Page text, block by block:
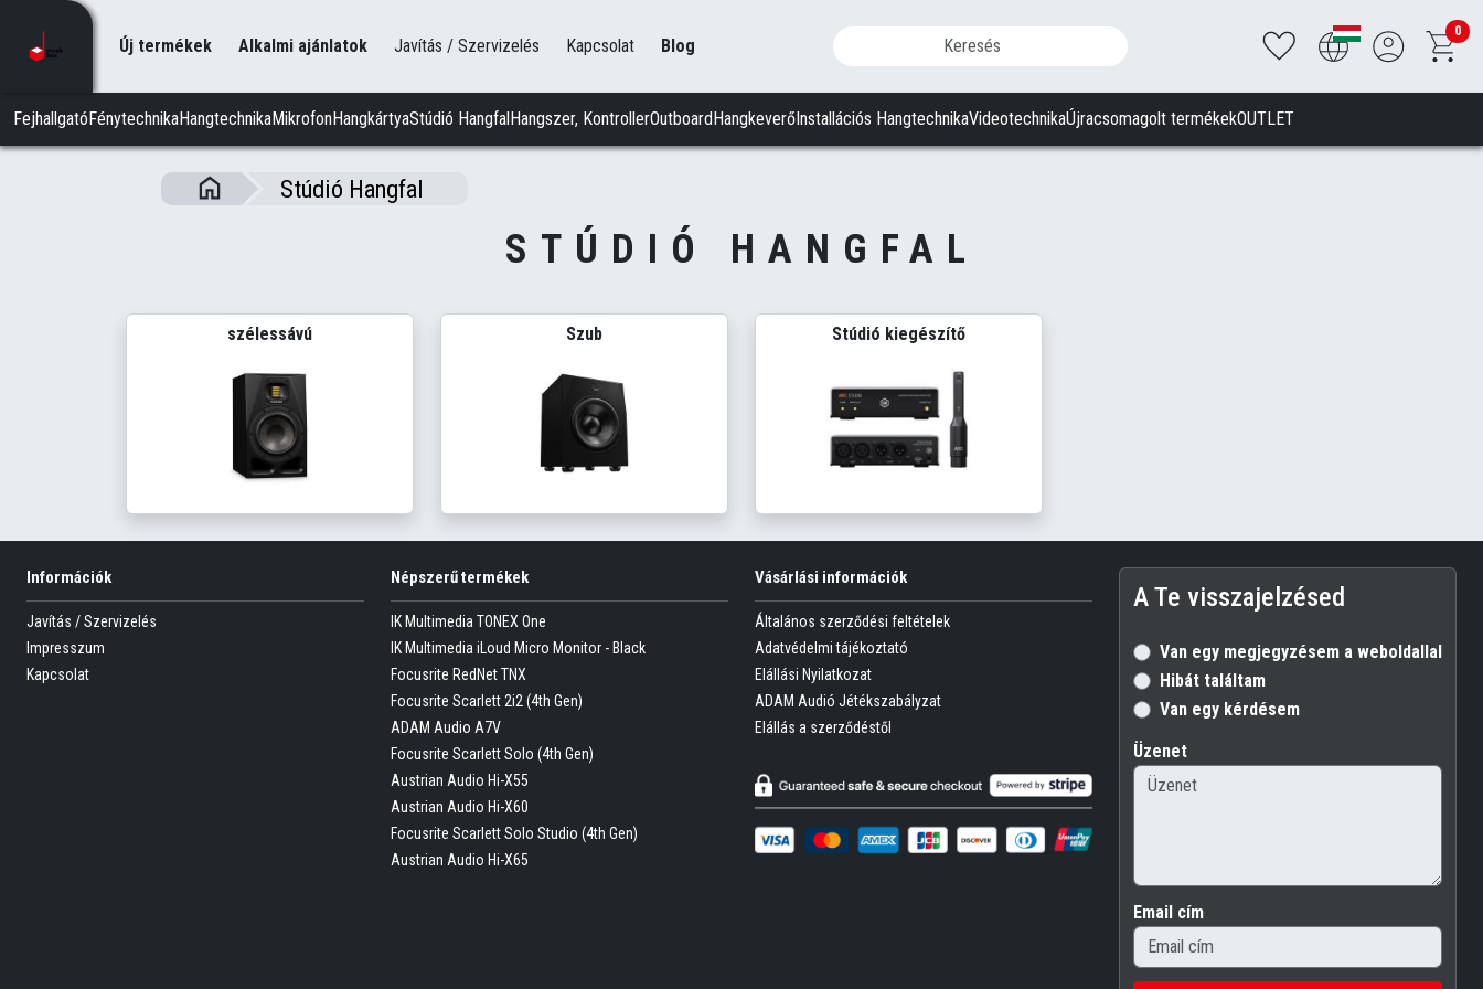
Új termékek Alkalmi ajánlatok Javítás / Szervizelés Kapcsolat Blog
0
FejhallgatóFénytechnikaHangtechnikaMikrofonHangkártyaStúdió HangfalHangszer, KontrollerOutboardHangkeverőInstallációs HangtechnikaVideotechnikaÚjracsomagolt termékekOUTLET
Stúdió Hangfal
STÚDIÓ HANGFAL
szélessávú Szub Stúdió kiegészítő
Információk
Javítás / Szervizelés
Impresszum
Kapcsolat
Népszerű termékek
IK Multimedia TONEX One
IK Multimedia iLoud Micro Monitor - Black
Focusrite RedNet TNX
Focusrite Scarlett 2i2 (4th Gen)
ADAM Audio A7V
Focusrite Scarlett Solo (4th Gen)
Austrian Audio Hi-X55
Austrian Audio Hi-X60
Focusrite Scarlett Solo Studio (4th Gen)
Austrian Audio Hi-X65
Vásárlási információk
Általános szerződési feltételek
Adatvédelmi tájékoztató
Elállási Nyilatkozat
ADAM Audió Jétékszabályzat
Elállás a szerződéstől
A Te visszajelzésed
Van egy megjegyzésem a weboldallal
Hibát találtam
Van egy kérdésem
Üzenet
Email cím